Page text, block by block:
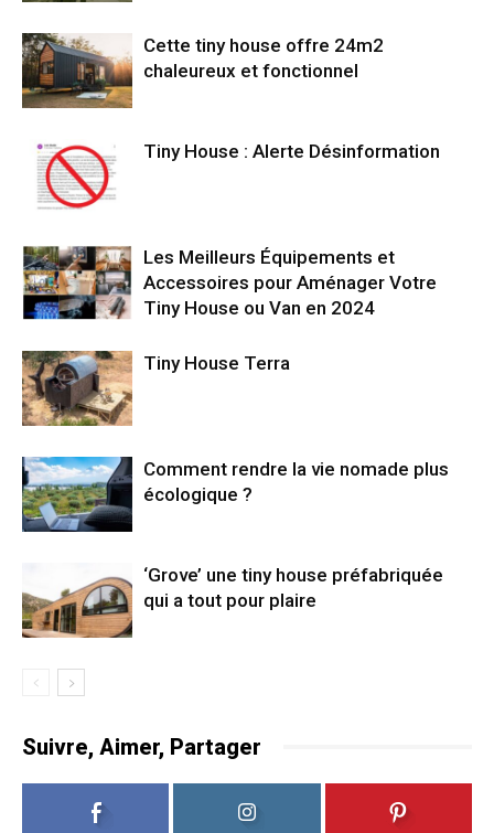
Cette tiny house offre 24m2
chaleureux et fonctionnel
Tiny House : Alerte Désinformation
Les Meilleurs Équipements et
Accessoires pour Aménager Votre
Tiny House ou Van en 2024
Tiny House Terra
Comment rendre la vie nomade plus
écologique ?
‘Grove’ une tiny house préfabriquée
qui a tout pour plaire
Suivre, Aimer, Partager